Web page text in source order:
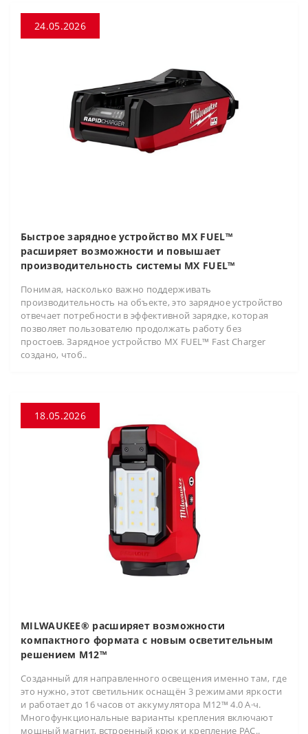
24.05.2026
Быстрое зарядное устройство MX FUEL™
расширяет возможности и повышает
производительность системы MX FUEL™
Понимая, насколько важно поддерживать
производительность на объекте, это зарядное устройство
отвечает потребности в эффективной зарядке, которая
позволяет пользователю продолжать работу без
простоев. Зарядное устройство MX FUEL™ Fast Charger
создано, чтоб..
18.05.2026
MILWAUKEE® расширяет возможности
компактного формата с новым осветительным
решением M12™
Созданный для направленного освещения именно там, где
это нужно, этот светильник оснащён 3 режимами яркости
и работает до 16 часов от аккумулятора M12™ 4.0 А·ч.
Многофункциональные варианты крепления включают
мощный магнит, встроенный крюк и крепление PAC..